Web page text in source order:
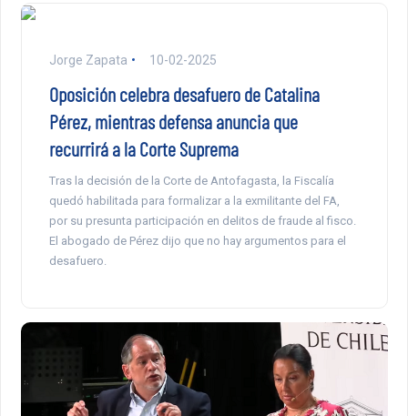
Jorge Zapata 10-02-2025
Oposición celebra desafuero de Catalina
Pérez, mientras defensa anuncia que
recurrirá a la Corte Suprema
Tras la decisión de la Corte de Antofagasta, la Fiscalía
quedó habilitada para formalizar a la exmilitante del FA,
por su presunta participación en delitos de fraude al fisco.
El abogado de Pérez dijo que no hay argumentos para el
desafuero.